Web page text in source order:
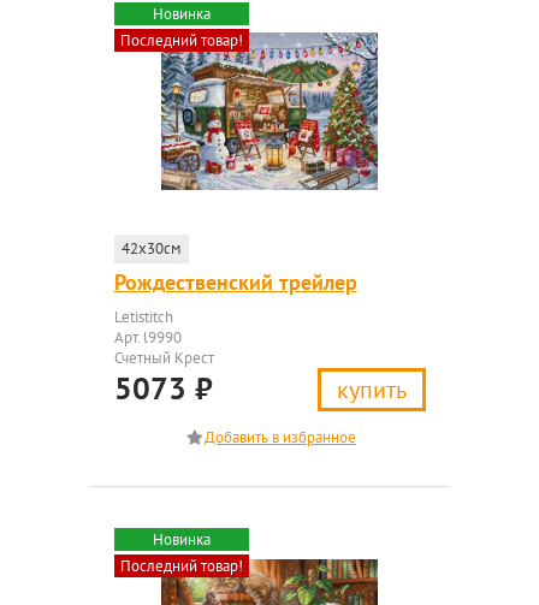
Новинка
Последний товар!
42x30см
Рождественский трейлер
Letistitch
Арт. l9990
Счетный Крест
5073 ₽ купить
Новинка
Последний товар!